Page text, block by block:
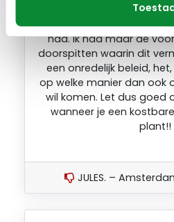
toepassing, ook voor
binnen de Tand Beter
had. Ik had maar de
doorspitten waarin dit
een onredelijk beleid,
op welke manier dan ook
wil komen. Let dus goed
wanneer je een
plant!!
JULES. –